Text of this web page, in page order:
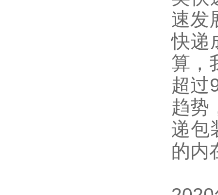
速发
快递
算，
超过
趋势
递包
的内